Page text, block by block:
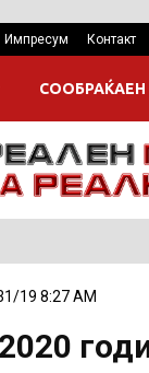
Импресум Контакт
СООБРАЌАЕН
19 8:27 AM